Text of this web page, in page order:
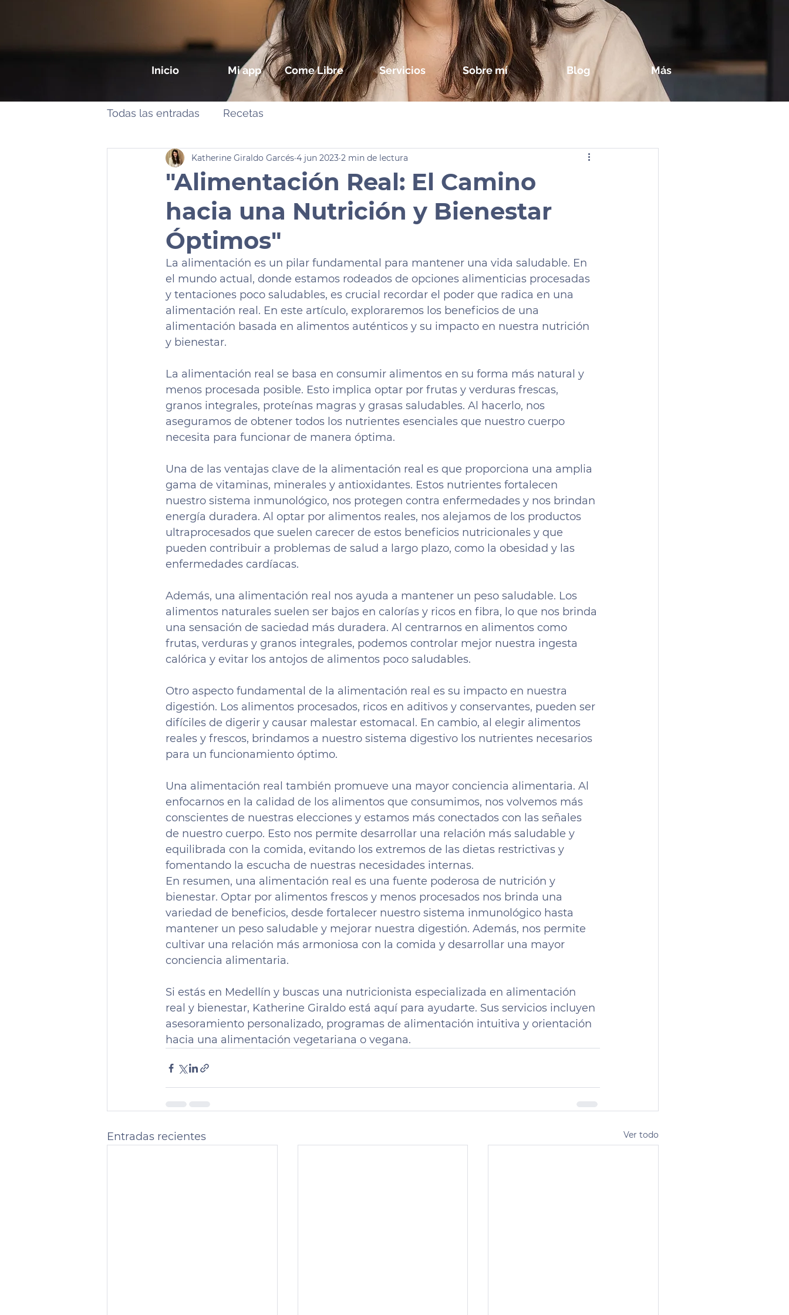
Inicio Mi app Come Libre Servicios Sobre mí Blog Más
Todas las entradas Recetas
"Alimentación Real: El Camino
hacia una Nutrición y Bienestar
Óptimos"
Katherine Giraldo Garcés 4 jun 2023 2 min de lectura
La alimentación es un pilar fundamental para mantener una vida saludable. En
el mundo actual, donde estamos rodeados de opciones alimenticias procesadas
y tentaciones poco saludables, es crucial recordar el poder que radica en una
alimentación real. En este artículo, exploraremos los beneficios de una
alimentación basada en alimentos auténticos y su impacto en nuestra nutrición
y bienestar.
La alimentación real se basa en consumir alimentos en su forma más natural y
menos procesada posible. Esto implica optar por frutas y verduras frescas,
granos integrales, proteínas magras y grasas saludables. Al hacerlo, nos
aseguramos de obtener todos los nutrientes esenciales que nuestro cuerpo
necesita para funcionar de manera óptima.
Una de las ventajas clave de la alimentación real es que proporciona una amplia
gama de vitaminas, minerales y antioxidantes. Estos nutrientes fortalecen
nuestro sistema inmunológico, nos protegen contra enfermedades y nos brindan
energía duradera. Al optar por alimentos reales, nos alejamos de los productos
ultraprocesados que suelen carecer de estos beneficios nutricionales y que
pueden contribuir a problemas de salud a largo plazo, como la obesidad y las
enfermedades cardíacas.
Además, una alimentación real nos ayuda a mantener un peso saludable. Los
alimentos naturales suelen ser bajos en calorías y ricos en fibra, lo que nos brinda
una sensación de saciedad más duradera. Al centrarnos en alimentos como
frutas, verduras y granos integrales, podemos controlar mejor nuestra ingesta
calórica y evitar los antojos de alimentos poco saludables.
Otro aspecto fundamental de la alimentación real es su impacto en nuestra
digestión. Los alimentos procesados, ricos en aditivos y conservantes, pueden ser
difíciles de digerir y causar malestar estomacal. En cambio, al elegir alimentos
reales y frescos, brindamos a nuestro sistema digestivo los nutrientes necesarios
para un funcionamiento óptimo.
Una alimentación real también promueve una mayor conciencia alimentaria. Al
enfocarnos en la calidad de los alimentos que consumimos, nos volvemos más
conscientes de nuestras elecciones y estamos más conectados con las señales
de nuestro cuerpo. Esto nos permite desarrollar una relación más saludable y
equilibrada con la comida, evitando los extremos de las dietas restrictivas y
fomentando la escucha de nuestras necesidades internas.
En resumen, una alimentación real es una fuente poderosa de nutrición y
bienestar. Optar por alimentos frescos y menos procesados nos brinda una
variedad de beneficios, desde fortalecer nuestro sistema inmunológico hasta
mantener un peso saludable y mejorar nuestra digestión. Además, nos permite
cultivar una relación más armoniosa con la comida y desarrollar una mayor
conciencia alimentaria.
Si estás en Medellín y buscas una nutricionista especializada en alimentación
real y bienestar, Katherine Giraldo está aquí para ayudarte. Sus servicios incluyen
asesoramiento personalizado, programas de alimentación intuitiva y orientación
hacia una alimentación vegetariana o vegana.
Entradas recientes Ver todo